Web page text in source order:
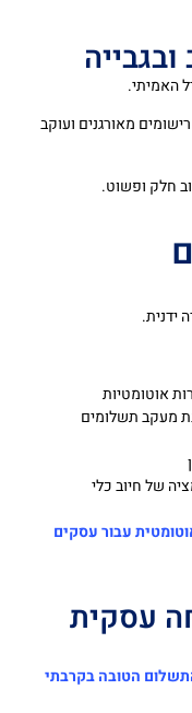
האמיתי.
מאורגנים ועוקב
חלק ופשוט.
ידנית.
אוטומטיות
מעקב תשלומים
של חיוב כלי
עבור עסקים
עסקית
הטובה בקרבתי